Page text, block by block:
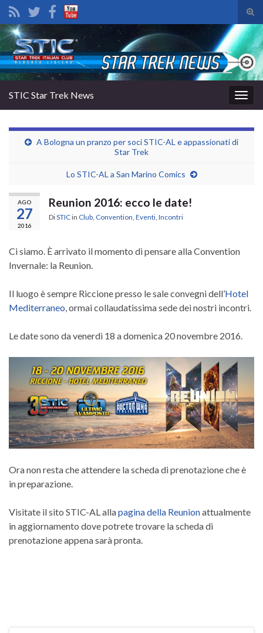
il
di
Search for:
la
STIC Star Trek News
A Bologna un pranzo per soci STIC-AL e appassionati di
Star Trek
Lo STIC-AL a San Marino Comics
AGO
27
2016
Reunion 2016: ecco le date!
DiSTICin Club Convention Eventi Incontri
Ci siamo. È arrivato il momento di pensare alla Convention
Invernale: la Reunion.
Il luogo è sempre Riccione presso le sale convegni dell’Hotel
Mediterraneo , ormai collaudatissima sede dei nostri incontri.
Le date sono da venerdì 18 a domenica 20 novembre 2016.
Ora non resta che attendere la scheda di prenotazione che è
in preparazione.
Visitate il sito STIC-AL allapagina della Reunionattualmente
in aggiornamento dove potrete trovare la scheda di
prenotazione appena sarà pronta.